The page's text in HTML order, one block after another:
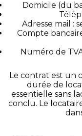
Domicile (du
Adresse mail :
Compte
Numéro de
Le contrat est un
durée de
essentielle sans
conclu. Le